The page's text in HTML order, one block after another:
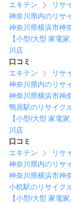
エキテン リサ
神奈川県内のリサ
神奈川県横浜市神
【小型/大型 家電
川店
口コミ
エキテン
リサ
神奈川県内のリサ
神奈川県横浜市神
鴨居駅のリサイク
【小型/大型 家電
川店
口コミ
エキテン
リサ
神奈川県内のリサ
神奈川県横浜市神
小机駅のリサイク
【小型/大型 家電